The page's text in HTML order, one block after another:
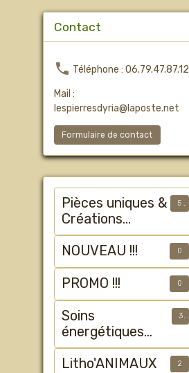
Contact
Téléphone : 06.79.47.87.12
Mail :
lespierresdyria@laposte.net
Formulaire de contact
Pièces uniques &
Créations
Artisanales
50
NOUVEAU !!! 0
PROMO !!! 0
Soins
énergétiques
animalier
3
Litho'ANIMAUX 2